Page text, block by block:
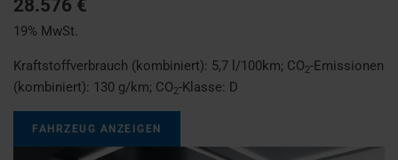
28.576 €
19% MwSt.
Kraftstoffverbrauch (kombiniert): 5,7 l/100km; CO2-Emissionen
(kombiniert): 130 g/km; CO2-Klasse: D
FAHRZEUG ANZEIGEN